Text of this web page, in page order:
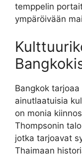
temppelin
ympäröivään
Bangkok
ainutlaatuisia
on monia
Thompsonin
jotka tarjoavat
Thaimaan